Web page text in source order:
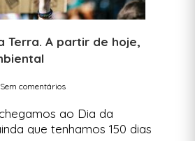
Terra. A partir de hoje,
Sem comentários
ao Dia da
que tenhamos 150 dias